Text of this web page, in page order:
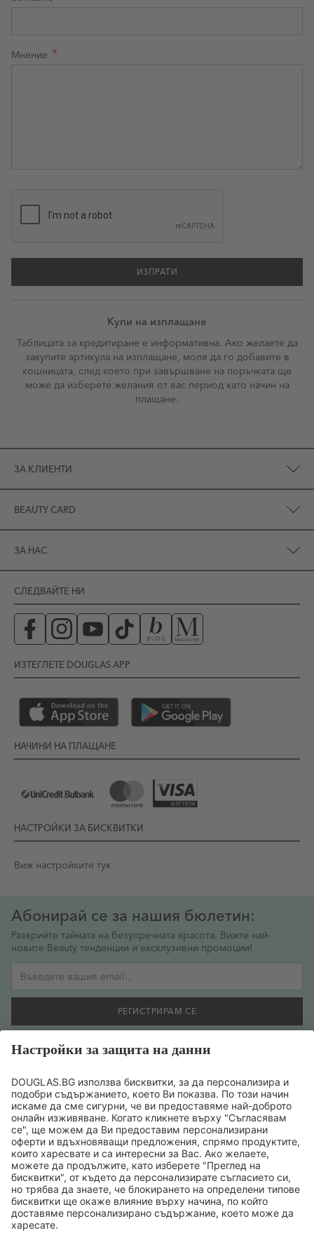
Мнение
ИЗПРАТИ
Купи на изплащане
Таблицата за кредитиране е информативна. Ако желаете да
закупите артикула на изплащане, моля да го добавите в
кошницата, след което при завършване на поръчката ще
може да изберете желания от вас период като начин на
плащане.
ЗА КЛИЕНТИ
BEAUTY CARD
ЗА НАС
СЛЕДВАЙТЕ НИ
ИЗТЕГЛЕТЕ DOUGLAS APP
НАЧИНИ НА ПЛАЩАНЕ
НАСТРОЙКИ ЗА БИСКВИТКИ
Виж настройките тук
Абонирай се за нашия бюлетин:
Разкрийте тайната на безупречната красота. Вижте най-
новите Beauty тенденции и ексклузивни промоции!
РЕГИСТРИРАМ СЕ
предоставената от мен информация да се обработва
ТОП БРАНДОВЕ
ТОП ПРОДУКТИ
ТОП КАТЕГОРИИ